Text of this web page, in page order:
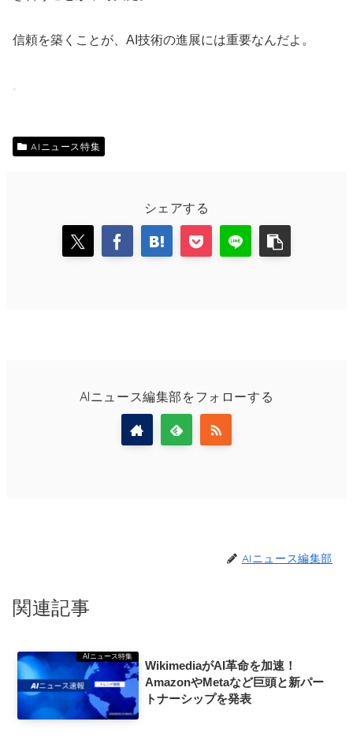
信頼を築くことが、AI技術の進展には重要なんだよ。
AIニュース特集
シェアする
AIニュース編集部をフォローする
AIニュース編集部
関連記事
AIニュース特集
WikimediaがAI革命を加速！
AmazonやMetaなど巨頭と新パー
トナーシップを発表